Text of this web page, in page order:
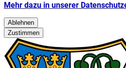
Mehr dazu in unserer
Ablehnen
Zustimmen